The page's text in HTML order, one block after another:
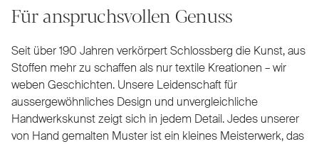
Für anspruchsvollen Genuss
Seit über 190 Jahren verkörpert Schlossberg die Kunst, aus
Stoffen mehr zu schaffen als nur textile Kreationen – wir
weben Geschichten. Unsere Leidenschaft für
aussergewöhnliches Design und unvergleichliche
Handwerkskunst zeigt sich in jedem Detail. Jedes unserer
von Hand gemalten Muster ist ein kleines Meisterwerk, das